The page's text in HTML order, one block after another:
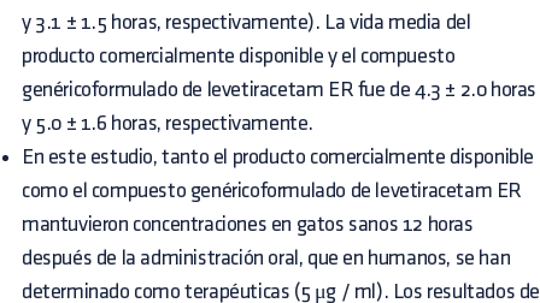
y 3.1 ± 1.5 horas, respectivamente). La vida media del
producto comercialmente disponible y el compuesto
genéricoformulado de levetiracetam ER fue de 4.3 ± 2.0 horas
y 5.0 ± 1.6 horas, respectivamente.
En este estudio, tanto el producto comercialmente disponible
como el compuesto genéricoformulado de levetiracetam ER
mantuvieron concentraciones en gatos sanos 12 horas
después de la administración oral, que en humanos, se han
determinado como terapéuticas (5 μg / ml). Los resultados de